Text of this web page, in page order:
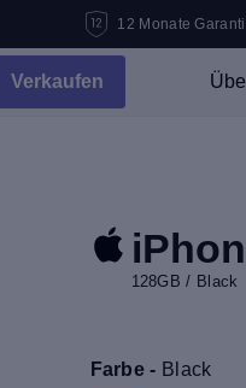
12 Monate
Verkaufen
128GB / Black
Farbe - Black